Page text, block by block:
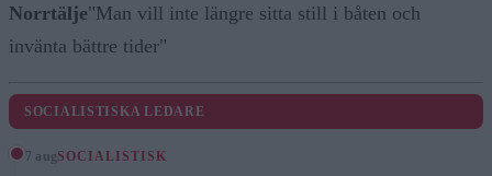
Norrtälje"Man vill inte längre sitta still i båten och
invänta bättre tider"
SOCIALISTISKA LEDARE
7 augSOCIALISTISK